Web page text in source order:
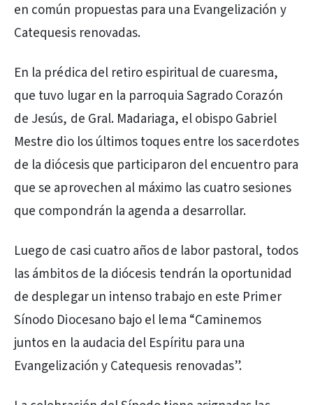
en común propuestas para una Evangelización y
Catequesis renovadas.
En la prédica del retiro espiritual de cuaresma,
que tuvo lugar en la parroquia Sagrado Corazón
de Jesús, de Gral. Madariaga, el obispo Gabriel
Mestre dio los últimos toques entre los sacerdotes
de la diócesis que participaron del encuentro para
que se aprovechen al máximo las cuatro sesiones
que compondrán la agenda a desarrollar.
Luego de casi cuatro años de labor pastoral, todos
las ámbitos de la diócesis tendrán la oportunidad
de desplegar un intenso trabajo en este Primer
Sínodo Diocesano bajo el lema “Caminemos
juntos en la audacia del Espíritu para una
Evangelización y Catequesis renovadas”.